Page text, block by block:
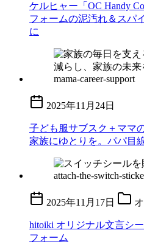
ケルヒャー「OC Handy
フォームの泥汚れ＆スパ
に
2025年11月24日
子ども服サブスク＋ママ
家族にゆとりを。パパ目
2025年11月17日
hitoiki オリジナル文言シ
フォーム